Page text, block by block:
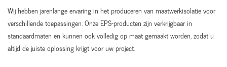
Wij hebben jarenlange ervaring in het produceren van maatwerkisolatie voor
verschillende toepassingen. Onze EPS-producten zijn verkrijgbaar in
standaardmaten en kunnen ook volledig op maat gemaakt worden, zodat u
altijd de juiste oplossing krijgt voor uw project.